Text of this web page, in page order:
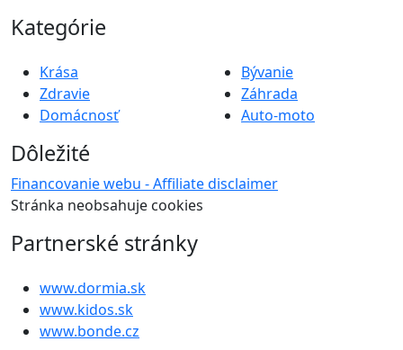
Kategórie
Krása
Zdravie
Domácnosť
Bývanie
Záhrada
Auto-moto
Dôležité
Financovanie webu - Affiliate disclaimer
Stránka neobsahuje cookies
Partnerské stránky
www.dormia.sk
www.kidos.sk
www.bonde.cz